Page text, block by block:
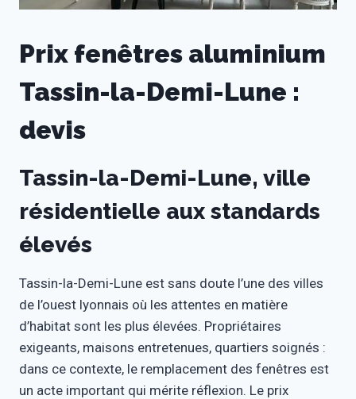
Prix fenêtres aluminium
Tassin-la-Demi-Lune :
devis
Tassin-la-Demi-Lune, ville
résidentielle aux standards
élevés
Tassin-la-Demi-Lune est sans doute l’une des villes
de l’ouest lyonnais où les attentes en matière
d’habitat sont les plus élevées. Propriétaires
exigeants, maisons entretenues, quartiers soignés :
dans ce contexte, le remplacement des fenêtres est
un acte important qui mérite réflexion. Le prix